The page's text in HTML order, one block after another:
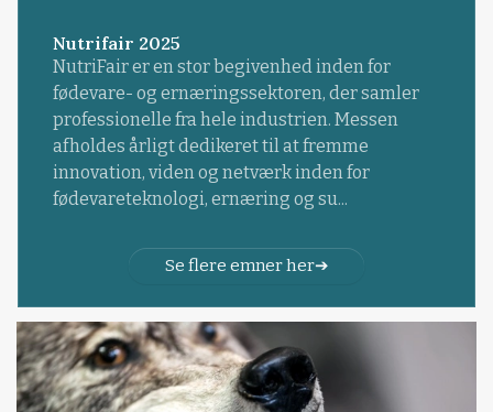
Nutrifair 2025
NutriFair er en stor begivenhed inden for
fødevare- og ernæringssektoren, der samler
professionelle fra hele industrien. Messen
afholdes årligt dedikeret til at fremme
innovation, viden og netværk inden for
fødevareteknologi, ernæring og su...
Se flere emner her